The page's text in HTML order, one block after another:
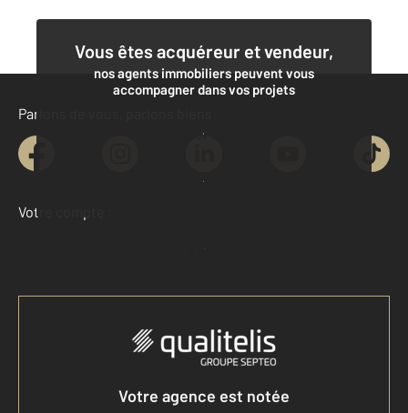
Vous êtes acquéreur et vendeur,
nos agents immobiliers peuvent vous
accompagner dans vos projets
Contacter l'agence
Demander une estimation
Parlons de vous, parlons biens
Votre compte :
Accéder à mon compte
Votre agence est notée